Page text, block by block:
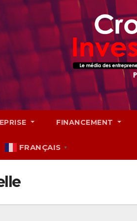
FINANCEMENT
FRANÇAIS ▼